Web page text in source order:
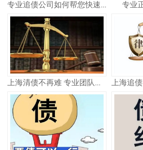
专业追债公司如何帮您快速追回欠款 合法高效不踩坑 专业
上海清债不再难 专业团队教你如何快速收回欠款